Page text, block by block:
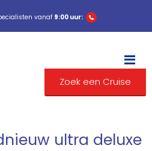
vanaf 9:00 uur:
Zoek een Cruise
ultra deluxe